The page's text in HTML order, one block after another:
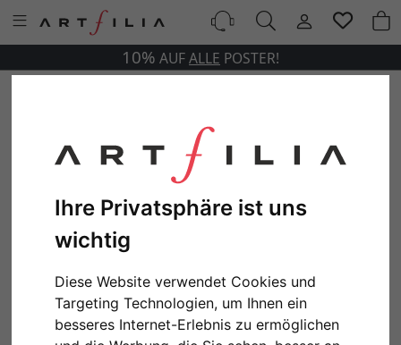
Ihre Privatsphäre ist uns
wichtig
Diese Website verwendet Cookies und
Targeting Technologien, um Ihnen ein
besseres Internet-Erlebnis zu ermöglichen
10% AUFALLE POSTER!